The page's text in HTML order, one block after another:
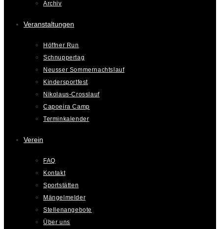
Archiv
Veranstaltungen
Höffner Run
Schnuppertag
Neusser Sommernachtslauf
Kindersportfest
Nikolaus-Crosslauf
Capoeira Camp
Terminkalender
Verein
FAQ
Kontakt
Sportstätten
Mängelmelder
Stellenangebote
Über uns